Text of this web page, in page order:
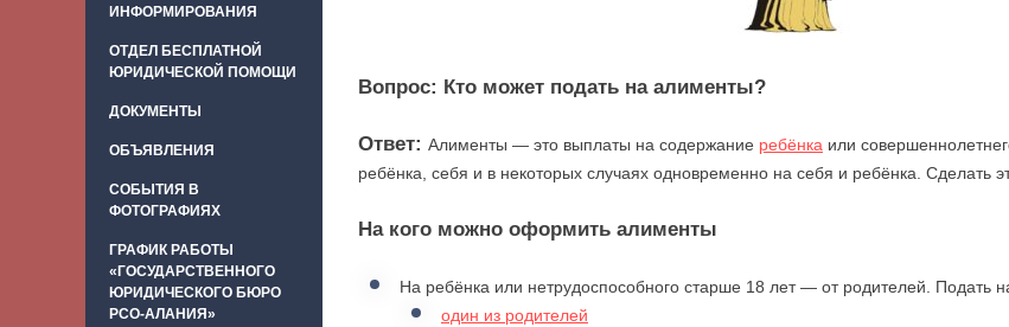
ИНФОРМИРОВАНИЯ
ОТДЕЛ БЕСПЛАТНОЙ
ЮРИДИЧЕСКОЙ ПОМОЩИ
ДОКУМЕНТЫ
ОБЪЯВЛЕНИЯ
СОБЫТИЯ В
ФОТОГРАФИЯХ
ГРАФИК РАБОТЫ
«ГОСУДАРСТВЕННОГО
ЮРИДИЧЕСКОГО БЮРО
РСО-АЛАНИЯ»
Вопрос: Кто может подать на алименты?
Ответ: Алименты — это выплаты на содержание ребёнка или
ребёнка, себя и в некоторых случаях одновременно на себя и ребёнка. Сделать
На кого можно оформить алименты
На ребёнка или нетрудоспособного старше 18 лет — от родителей. Подать
один из родителей